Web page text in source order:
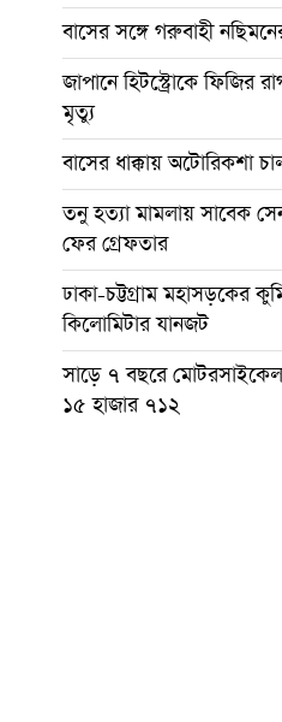
বাসের সঙ্গে গরুবাহী
জাপানে হিটস্ট্রোকে ফিজির
মৃত্যু
বাসের ধাক্কায় অটোরিকশা
তনু হত্যা মামলায় সাবেক
ফের গ্রেফতার
ঢাকা-চট্টগ্রাম মহাসড়কের
কিলোমিটার যানজট
সাড়ে ৭ বছরে মোটরসাইকেল
১৫ হাজার ৭১২